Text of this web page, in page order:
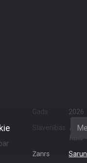
Gads 2026
Slavenības
Kūla
Žanrs